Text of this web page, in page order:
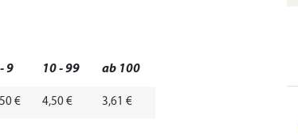
9 10 - 99 ab 100
€ 4,50 € 3,61 €